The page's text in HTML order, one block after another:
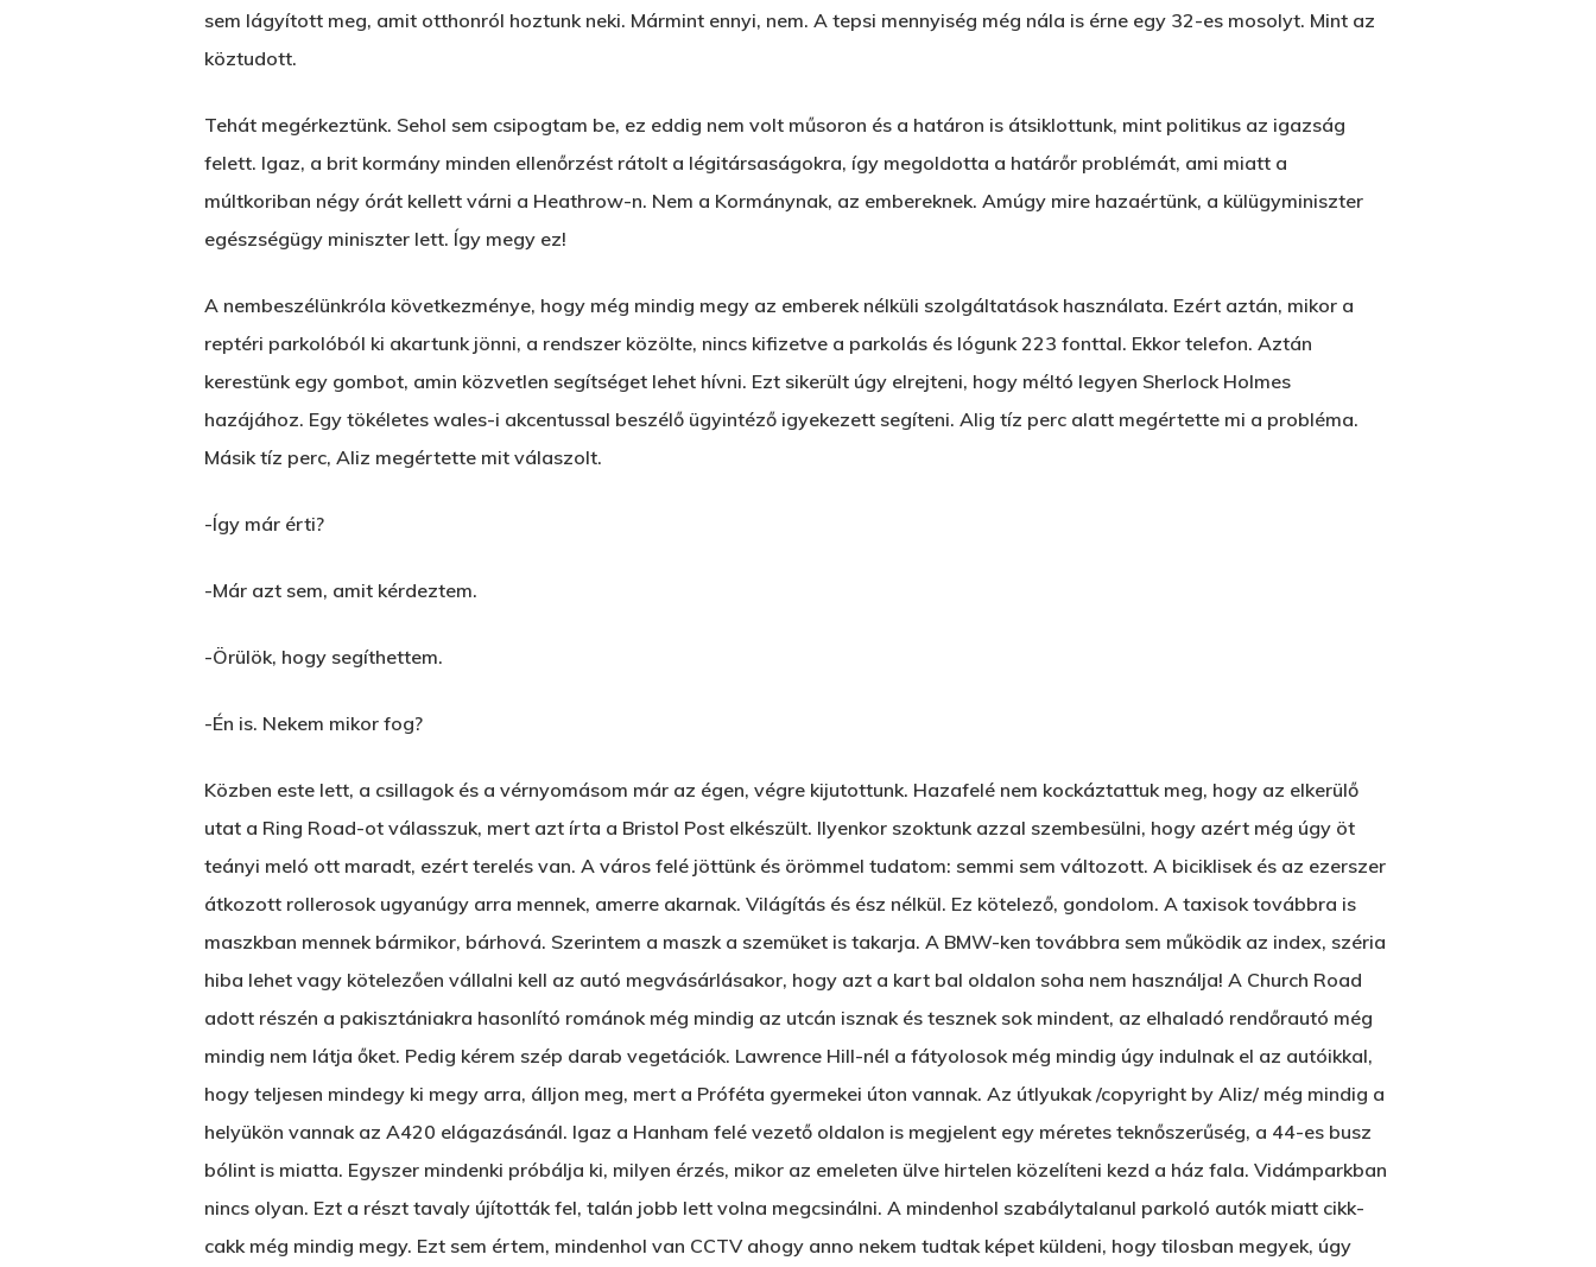
sem lágyított meg, amit otthonról hoztunk neki. Mármint ennyi, nem. A tepsi mennyiség még nála is érne egy 32-es mosolyt. Mint az
köztudott.
Tehát megérkeztünk. Sehol sem csipogtam be, ez eddig nem volt műsoron és a határon is átsiklottunk, mint politikus az igazság
felett. Igaz, a brit kormány minden ellenőrzést rátolt a légitársaságokra, így megoldotta a határőr problémát, ami miatt a
múltkoriban négy órát kellett várni a Heathrow-n. Nem a Kormánynak, az embereknek. Amúgy mire hazaértünk, a külügyminiszter
egészségügy miniszter lett. Így megy ez!
A nembeszélünkróla következménye, hogy még mindig megy az emberek nélküli szolgáltatások használata. Ezért aztán, mikor a
reptéri parkolóból ki akartunk jönni, a rendszer közölte, nincs kifizetve a parkolás és lógunk 223 fonttal. Ekkor telefon. Aztán
kerestünk egy gombot, amin közvetlen segítséget lehet hívni. Ezt sikerült úgy elrejteni, hogy méltó legyen Sherlock Holmes
hazájához. Egy tökéletes wales-i akcentussal beszélő ügyintéző igyekezett segíteni. Alig tíz perc alatt megértette mi a probléma.
Másik tíz perc, Aliz megértette mit válaszolt.
-Így már érti?
-Már azt sem, amit kérdeztem.
-Örülök, hogy segíthettem.
-Én is. Nekem mikor fog?
Közben este lett, a csillagok és a vérnyomásom már az égen, végre kijutottunk. Hazafelé nem kockáztattuk meg, hogy az elkerülő
utat a Ring Road-ot válasszuk, mert azt írta a Bristol Post elkészült. Ilyenkor szoktunk azzal szembesülni, hogy azért még úgy öt
teányi meló ott maradt, ezért terelés van. A város felé jöttünk és örömmel tudatom: semmi sem változott. A biciklisek és az ezerszer
átkozott rollerosok ugyanúgy arra mennek, amerre akarnak. Világítás és ész nélkül. Ez kötelező, gondolom. A taxisok továbbra is
maszkban mennek bármikor, bárhová. Szerintem a maszk a szemüket is takarja. A BMW-ken továbbra sem működik az index, széria
hiba lehet vagy kötelezően vállalni kell az autó megvásárlásakor, hogy azt a kart bal oldalon soha nem használja! A Church Road
adott részén a pakisztániakra hasonlító románok még mindig az utcán isznak és tesznek sok mindent, az elhaladó rendőrautó még
mindig nem látja őket. Pedig kérem szép darab vegetációk. Lawrence Hill-nél a fátyolosok még mindig úgy indulnak el az autóikkal,
hogy teljesen mindegy ki megy arra, álljon meg, mert a Próféta gyermekei úton vannak. Az útlyukak /copyright by Aliz/ még mindig a
helyükön vannak az A420 elágazásánál. Igaz a Hanham felé vezető oldalon is megjelent egy méretes teknőszerűség, a 44-es busz
bólint is miatta. Egyszer mindenki próbálja ki, milyen érzés, mikor az emeleten ülve hirtelen közelíteni kezd a ház fala. Vidámparkban
nincs olyan. Ezt a részt tavaly újították fel, talán jobb lett volna megcsinálni. A mindenhol szabálytalanul parkoló autók miatt cikk-
cakk még mindig megy. Ezt sem értem, mindenhol van CCTV ahogy anno nekem tudtak képet küldeni, hogy tilosban megyek, úgy
This is an optional, highly
customizable off canvas area.
About Salient
The Castle
2500 Castle Dr
Manhattan, NY
T:+216 (0)40 3629 4753
E:hello@themenectar.com